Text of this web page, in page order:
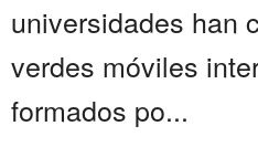
universidades han
verdes móviles
formados po...